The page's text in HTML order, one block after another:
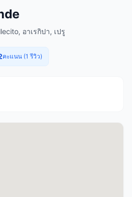
อาเรกิปา, เปรู
คะแนน (1 รีวิว)